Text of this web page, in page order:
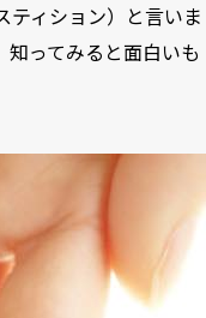
ィション）と言いま
知ってみると面白いも